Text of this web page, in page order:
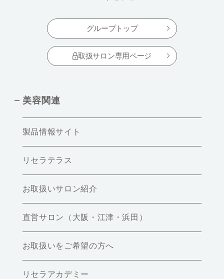
グループトップ
取扱サロン専用ページ
美容関連
製品情報サイト
リセラテラス
お取扱いサロン紹介
直営サロン（大阪・江津・浜田）
お取扱いをご希望の方へ
リセラアカデミー